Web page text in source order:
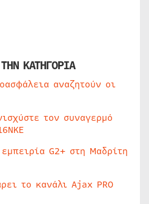
ΚΑΤΗΓΟΡΙΑ
αναζητούν οι
τον συναγερμό
G2+ στη Μαδρίτη
το κανάλι Ajax PRO